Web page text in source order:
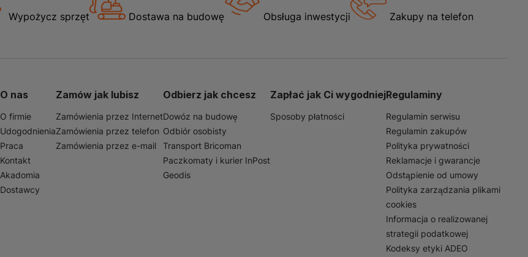
Wypożycz sprzęt Dostawa na budowę Obsługa inwestycji Zakupy na telefon
O nas
O firmie
Udogodnienia
Praca
Kontakt
Akadomia
Dostawcy
Zamów jak lubisz
Zamówienia przez Internet
Zamówienia przez telefon
Zamówienia przez e-mail
Odbierz jak chcesz
Dowóz na budowę
Odbiór osobisty
Transport Bricoman
Paczkomaty i kurier InPost
Geodis
Zapłać jak Ci wygodniej
Sposoby płatności
Regulaminy
Regulamin serwisu
Regulamin zakupów
Polityka prywatności
Reklamacje i gwarancje
Odstąpienie od umowy
Polityka zarządzania plikami
cookies
Informacja o realizowanej
strategii podatkowej
Kodeksy etyki ADEO